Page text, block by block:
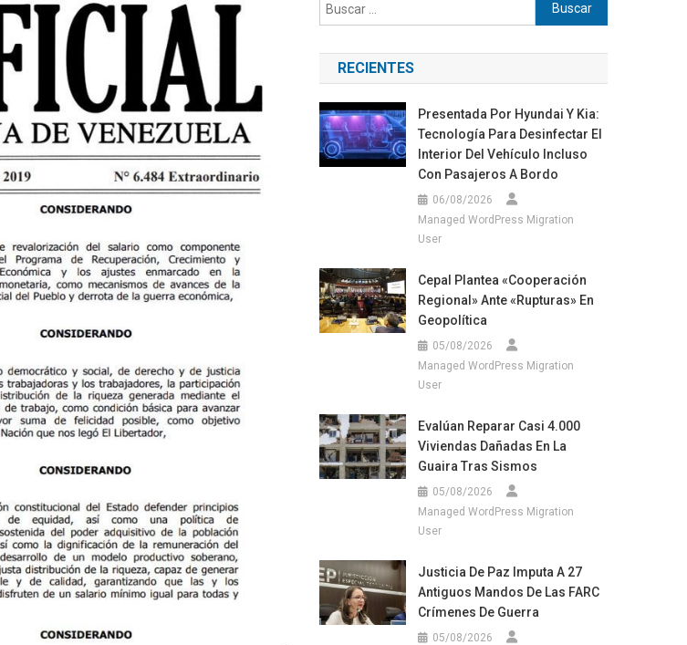
RECIENTES
Presentada Por Hyundai Y Kia:
Tecnología Para Desinfectar El
Interior Del Vehículo Incluso
Con Pasajeros A Bordo
06/08/2026
Managed WordPress Migration
User
Cepal Plantea «cooperación
Regional» Ante «rupturas» En
Geopolítica
05/08/2026
Managed WordPress Migration
User
Evalúan Reparar Casi 4.000
Viviendas Dañadas En La
Guaira Tras Sismos
05/08/2026
Managed WordPress Migration
User
Justicia De Paz Imputa A 27
Antiguos Mandos De Las FARC
Crímenes De Guerra
05/08/2026